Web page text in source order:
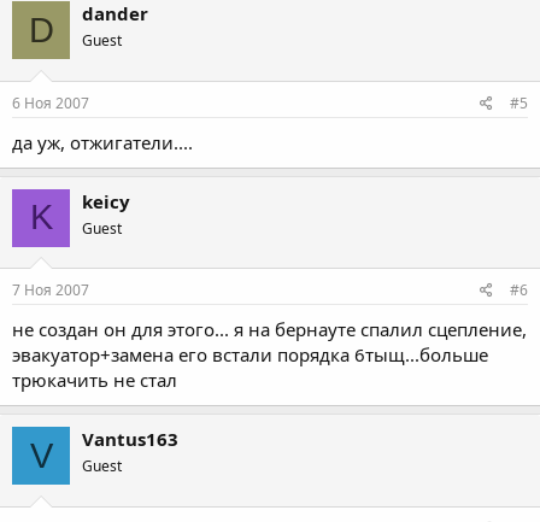
D dander
Guest
6 Ноя 2007 #5
да уж, отжигатели....
K keicy
Guest
7 Ноя 2007 #6
не создан он для этого... я на бернауте спалил сцепление,
эвакуатор+замена его встали порядка 6тыщ...больше
трюкачить не стал
V Vantus163
Guest